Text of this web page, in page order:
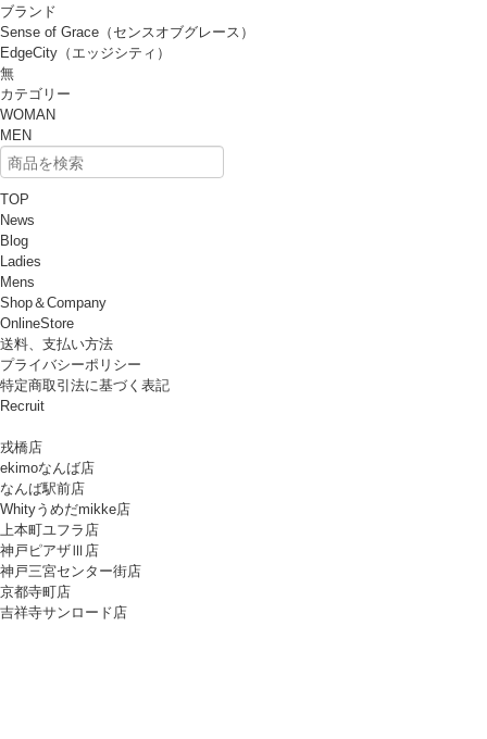
ブランド
Sense of Grace（センスオブグレース）
EdgeCity（エッジシティ）
無
カテゴリー
WOMAN
MEN
TOP
News
Blog
Ladies
Mens
Shop＆Company
OnlineStore
送料、支払い方法
プライバシーポリシー
特定商取引法に基づく表記
Recruit
戎橋店
ekimoなんば店
なんば駅前店
Whityうめだmikke店
上本町ユフラ店
神戸ピアザⅢ店
神戸三宮センター街店
京都寺町店
吉祥寺サンロード店